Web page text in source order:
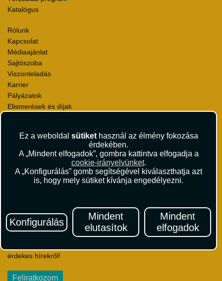
Ez a weboldal sütikethasznál az élmény fokozása
érdekében.
A „Mindent elfogadok”, gombra kattintva elfogadja a
cookie-irányelvünket.
A „Konfigurálás” gomb segítségével kiválaszthatja azt
is, hogy mely sütiket kívánja engedélyezni.
Konfigurálás
Mindent
elutasítok
Mindent
elfogadok
Katalógus
Rólunk
Kapcsolat
Médiaajánlat
Sajtószoba
Viszonteladás
Karrier
Pályázatok
Elismerések és díjak
Utazási Csomag Szerződési Feltételek
Útlemondás-biztosítás Szerződési Feltételek
Utasbiztosítás Szerződési Feltételek
Repülőjegy Szerződési Feltételek
Adatvédelem
Hírlevél
Iratkozzon fel Magyarország egyik legszínesebb utazási
érdekes hírekről!
Feliratkozom